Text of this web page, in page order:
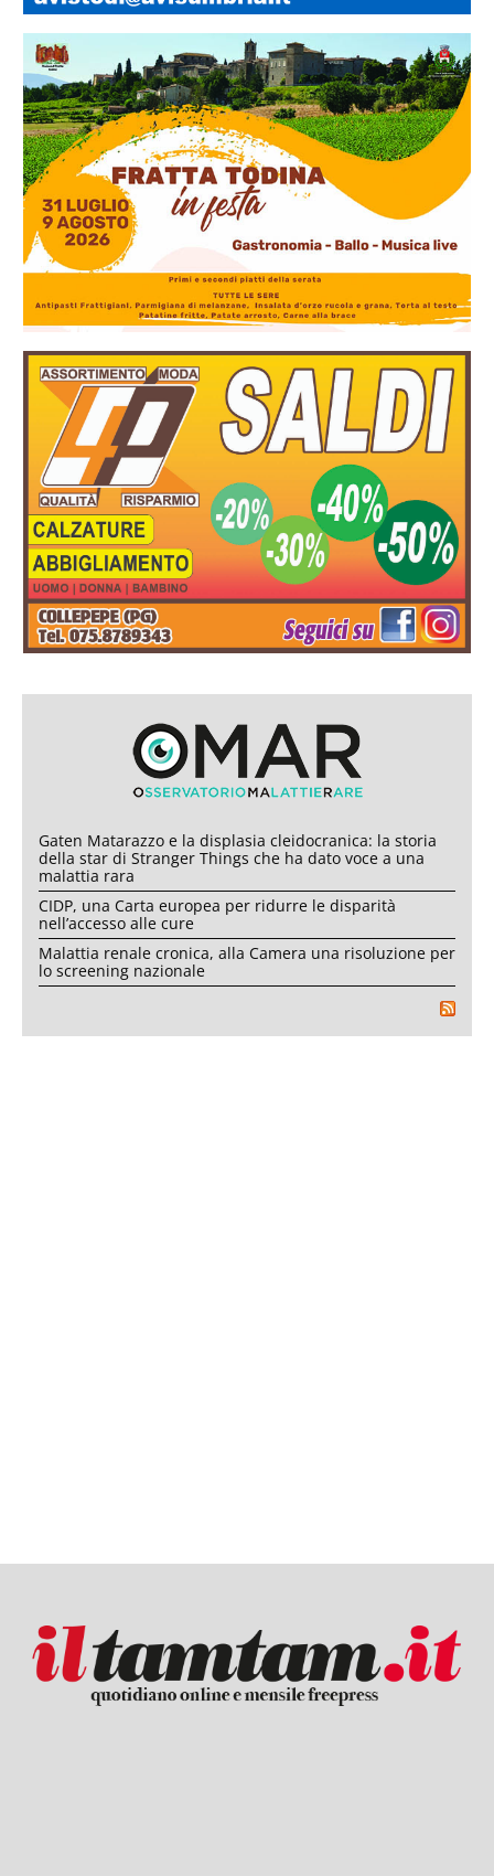
Gaten Matarazzo e la displasia cleidocranica: la storia
della star di Stranger Things che ha dato voce a una
malattia rara
CIDP, una Carta europea per ridurre le disparità
nell’accesso alle cure
Malattia renale cronica, alla Camera una risoluzione per
lo screening nazionale